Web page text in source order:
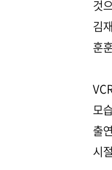
것
김
훈
모
출
시